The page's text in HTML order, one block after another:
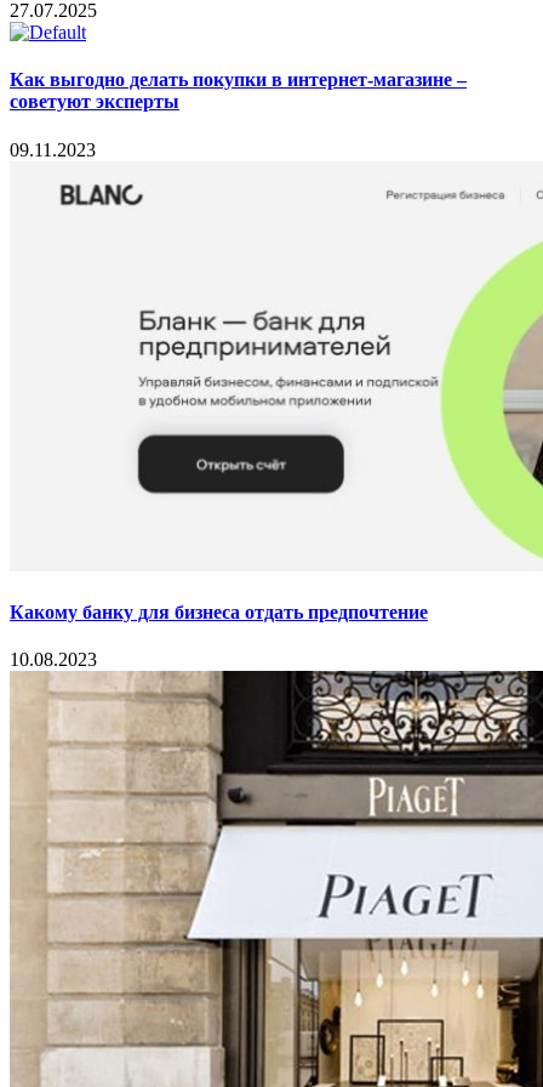
27.07.2025
Как выгодно делать покупки в интернет-магазине –
советуют эксперты
09.11.2023
Какому банку для бизнеса отдать предпочтение
10.08.2023